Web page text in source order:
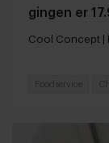
gingen er
Cool Concept |
Foodservice